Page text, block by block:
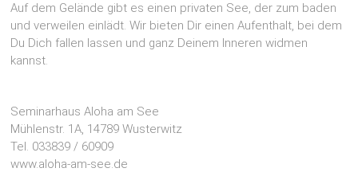
Auf dem Gelände gibt es einen privaten See, der zum baden
und verweilen einlädt. Wir bieten Dir einen Aufenthalt, bei dem
Du Dich fallen lassen und ganz Deinem Inneren widmen
kannst.
Seminarhaus Aloha am See
Mühlenstr. 1A, 14789 Wusterwitz
Tel. 033839 / 60909
www.aloha-am-see.de